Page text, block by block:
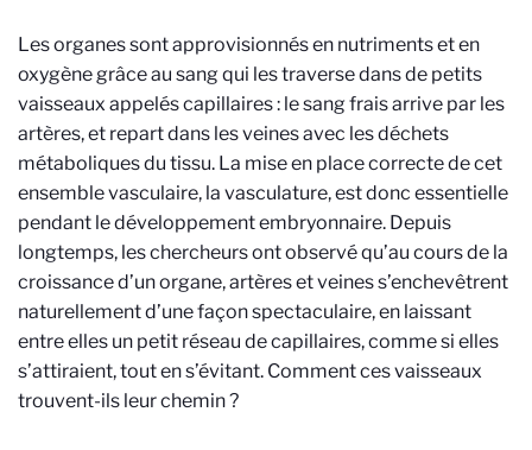
Les organes sont approvisionnés en nutriments et en
oxygène grâce au sang qui les traverse dans de petits
vaisseaux appelés capillaires : le sang frais arrive par les
artères, et repart dans les veines avec les déchets
métaboliques du tissu. La mise en place correcte de cet
ensemble vasculaire, la vasculature, est donc essentielle
pendant le développement embryonnaire. Depuis
longtemps, les chercheurs ont observé qu’au cours de la
croissance d’un organe, artères et veines s’enchevêtrent
naturellement d’une façon spectaculaire, en laissant
entre elles un petit réseau de capillaires, comme si elles
s’attiraient, tout en s’évitant. Comment ces vaisseaux
trouvent-ils leur chemin ?